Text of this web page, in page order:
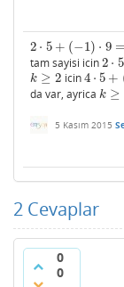
2 ⋅ 5 + (−1) ⋅ 9 =
2 5 + −1 )⋅9=1
tam sayisi icin2 ⋅ 5
2 5 +
k ≥ 2
k≥ 2 icin4 ⋅ 5 +
4⋅ 5+ (k−
da var, ayrica k ≥
k≥ 0
5 Kasım 2015
2 Cevaplar
0
0